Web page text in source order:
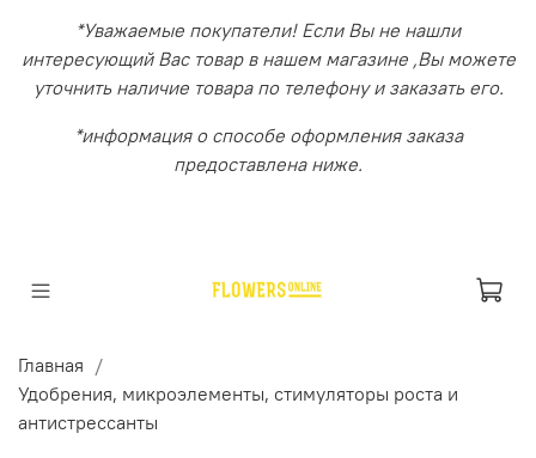
*Уважаемые покупатели! Если Вы не нашли
интересующий Вас товар в нашем магазине ,Вы можете
уточнить наличие товара по телефону и заказать его.
*информация о способе оформления заказа
предоставлена ниже.
Главная
Удобрения, микроэлементы, стимуляторы роста и
антистрессанты